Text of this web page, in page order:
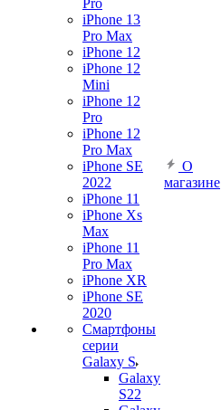
Pro
iPhone 13
Pro Max
iPhone 12
iPhone 12
Mini
iPhone 12
Pro
iPhone 12
Pro Max
iPhone SE
2022
iPhone 11
iPhone Xs
Max
iPhone 11
Pro Max
iPhone XR
iPhone SE
2020
Смартфоны
серии
Galaxy S
Galaxy
S22
О
магазине